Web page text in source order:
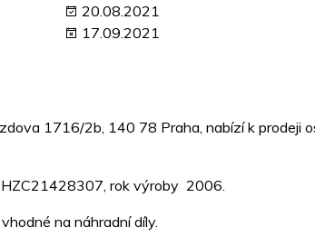
20.08.2021
17.09.2021
1716/2b, 140 78 Praha, nabízí k prodeji
rok výroby 2006.
na náhradní díly.